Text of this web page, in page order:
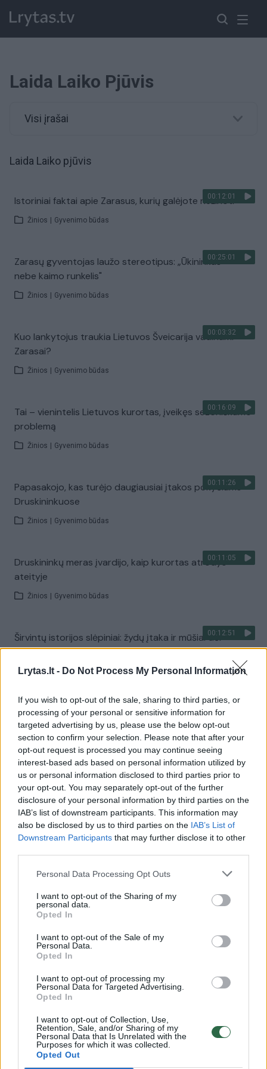
Lrytas.lt - Do Not Process My Personal Information
If you wish to opt-out of the sale, sharing to third parties, or
processing of your personal or sensitive information for
targeted advertising by us, please use the below opt-out
section to confirm your selection. Please note that after your
opt-out request is processed you may continue seeing
interest-based ads based on personal information utilized by
us or personal information disclosed to third parties prior to
your opt-out. You may separately opt-out of the further
disclosure of your personal information by third parties on the
IAB’s list of downstream participants. This information may
also be disclosed by us to third parties on the IAB’s List of
Downstream Participants that may further disclose it to other
Personal Data Processing Opt Outs
I want to opt-out of the Sharing of my
personal data.
Opted In
I want to opt-out of the Sale of my
Personal Data.
Opted In
I want to opt-out of processing my
Personal Data for Targeted Advertising.
Opted In
I want to opt-out of Collection, Use,
Retention, Sale, and/or Sharing of my
Personal Data that Is Unrelated with the
Purposes for which it was collected.
Opted Out
Laida Laiko Pjūvis
Visi įrašai
Laida Laiko pjūvis
00:12:01
Istoriniai faktai apie Zarasus, kurių galėjote nežinoti
Žinios Gyvenimo būdas
00:25:01
Zarasų gyventojas laužo stereotipus: „Ūkininkas –
nebe kaimo runkelis"
Žinios Gyvenimo būdas
00:03:32
Kuo lankytojus traukia Lietuvos Šveicarija vadinami
Zarasai?
Žinios Gyvenimo būdas
00:16:09
Tai – vienintelis Lietuvos kurortas, įveikęs sezoniškumo
problemą
Žinios Gyvenimo būdas
00:11:26
Papasakojo, kas turėjo daugiausiai įtakos pokyčiams
Druskininkuose
Žinios Gyvenimo būdas
00:11:05
Druskininkų meras įvardijo, kaip kurortas atrodys
ateityje
Žinios Gyvenimo būdas
00:12:51
Širvintų istorijos slėpiniai: žydų įtaka ir mūšiai dėl
nepriklausomybės
Žinios | Gyvenimo būdas
00:14:27
Širvintų gyventojai džiaugiasi: „Vaikų čia tikrai
nemažėja"
Žinios Gyvenimo būdas
00:10:54
Živilė Pinskuvienė apibūdino Širvintų gyventojų būdą
Gyvenimo būdas
00:13:11
Įvardijo patraukliausias ir įdomiausias lankytinas vietas
Žinios | Gyvenimo būdas
00:12:34
Į Šilalės bendruomenę įsilies ir Žemaitijos bataliono
kariai
Žinios | Gyvenimo būdas
Sužinokite, kuo ypatinga Kupiškio miesto istorija